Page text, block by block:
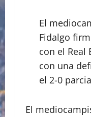
El
Fidalgo
con el Real
con una
el 2-0
El